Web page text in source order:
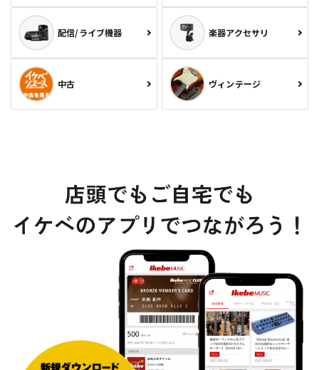
配信/ライブ機器 楽器アクセサリ
中古 ヴィンテージ